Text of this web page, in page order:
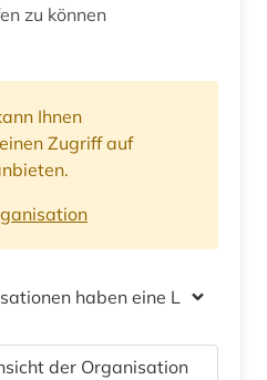
zu können
Ihnen
Zugriff auf
haben eine Lizenz
der Organisation